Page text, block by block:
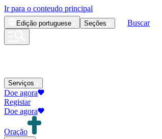
Ir para o conteudo principal
Edição portuguese Seções Buscar
Serviços
Doe agora
Registar
Doe agora
Oração